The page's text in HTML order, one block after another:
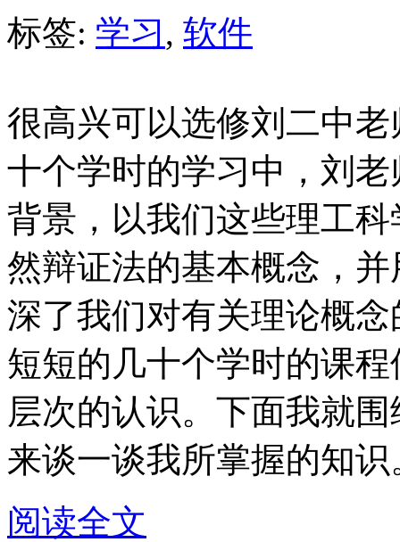
标签: 学习, 软件
很高兴可以选修刘二中
十个学时的学习中，刘
背景，以我们这些理工
然辩证法的基本概念，
深了我们对有关理论概
短短的几十个学时的课
层次的认识。下面我就
来谈一谈我所掌握的知识
阅读全文